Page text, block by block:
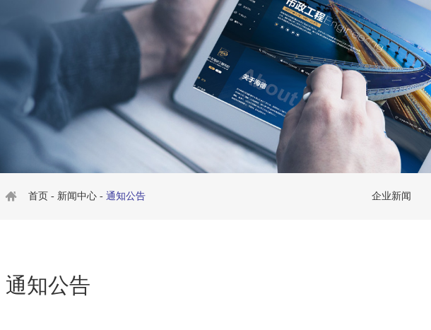
首页 - 新闻中心 - 通知公告 企业新闻
通知公告